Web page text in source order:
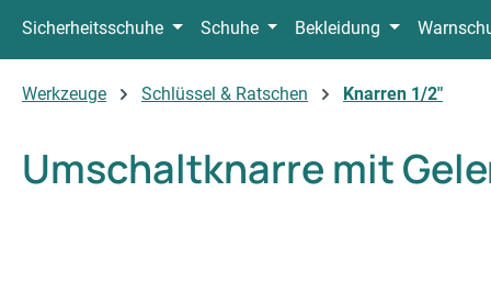
Sicherheitsschuhe Schuhe Bekleidung
Werkzeuge Schlüssel & Ratschen Knarren 1/2"
Umschaltknarre mit